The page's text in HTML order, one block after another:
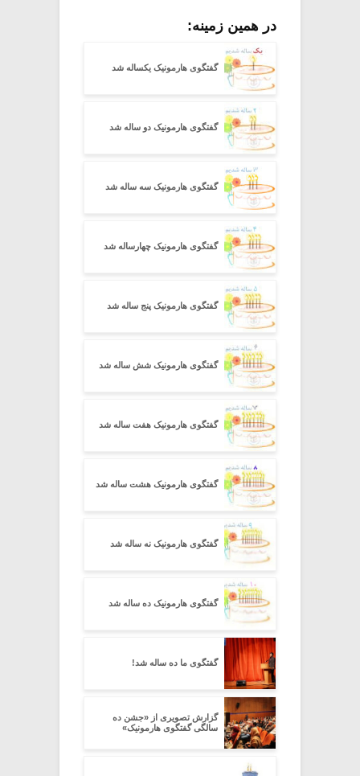
در همین زمینه:
گفتگوی هارمونیک یکساله شد
گفتگوی هارمونیک دو ساله شد
گفتگوی هارمونیک سه ساله شد
گفتگوی هارمونیک چهارساله شد
گفتگوی هارمونیک پنج ساله شد
گفتگوی هارمونیک شش ساله شد
گفتگوی هارمونیک هفت ساله شد
گفتگوی هارمونیک هشت ساله شد
گفتگوی هارمونیک نه ساله شد
گفتگوی هارمونیک ده ساله شد
گفتگوی ما ده ساله شد!
گزارش تصویری از «جشن ده
سالگی گفتگوی هارمونیک»